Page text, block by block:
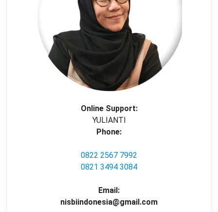
Online Support:
YULIANTI
Phone:
0822 2567 7992
0821 3494 3084
Email:
nisbiindonesia@gmail.com